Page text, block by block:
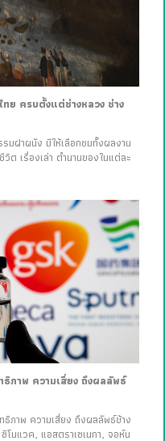
ย ครบตั้งแต่ช่างหลวง ช่าง
มฝาผนัง มีให้เลือกชมทั้งผลงาน
ต เรื่องเล่า ตำนานของในแต่ละ
ภาพ ความเสี่ยง ถึงผลลัพธ์
ภาพ ความเสี่ยง ถึงผลลัพธ์ข้าง
โนแวค, แอสตราเซเนกา, จอห์น